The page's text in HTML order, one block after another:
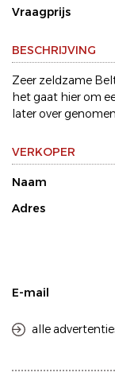
Vraagprijs
BESCHRIJVING
Zeer zeldzame
het gaat hier om
later over
VERKOPER
Naam
Adres
E-mail
alle